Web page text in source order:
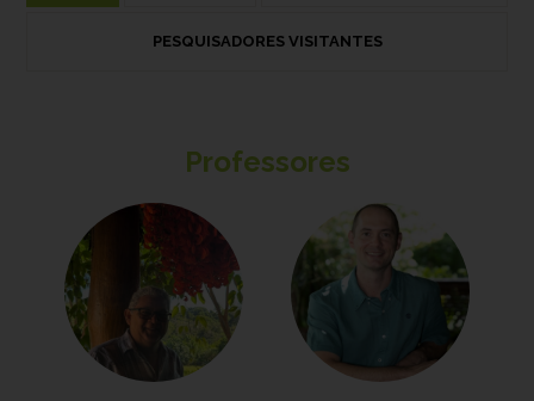
PESQUISADORES VISITANTES
Professores